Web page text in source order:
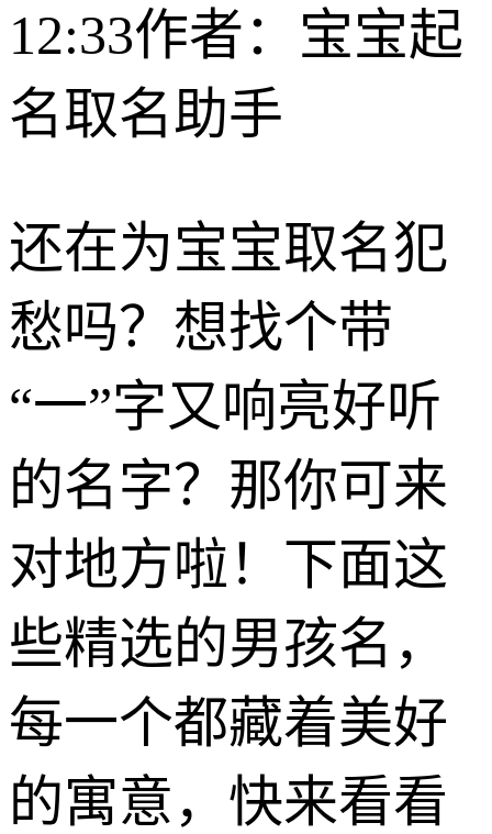
12:33作者：宝宝起
名取名助手
还在为宝宝取名犯
愁吗？想找个带
“一”字又响亮好听
的名字？那你可来
对地方啦！下面这
些精选的男孩名，
每一个都藏着美好
的寓意，快来看看